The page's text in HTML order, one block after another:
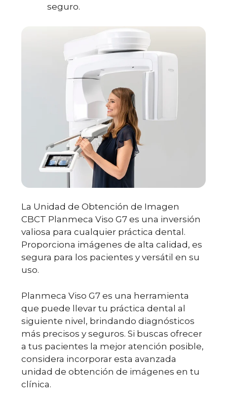
seguro.
La Unidad de Obtención de Imagen
CBCT Planmeca Viso G7 es una inversión
valiosa para cualquier práctica dental.
Proporciona imágenes de alta calidad, es
segura para los pacientes y versátil en su
uso.
Planmeca Viso G7 es una herramienta
que puede llevar tu práctica dental al
siguiente nivel, brindando diagnósticos
más precisos y seguros. Si buscas ofrecer
a tus pacientes la mejor atención posible,
considera incorporar esta avanzada
unidad de obtención de imágenes en tu
clínica.